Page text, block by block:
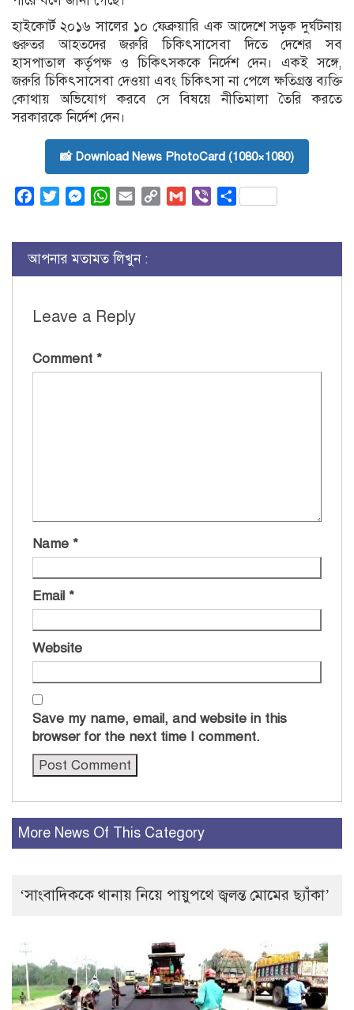
হাইকোর্ট ২০১৬ সালের ১০ ফেব্রুয়ারি এক আদেশে সড়ক দুর্ঘটনায়
গুরুতর আহতদের জরুরি চিকিৎসাসেবা দিতে দেশের সব
হাসপাতাল কর্তৃপক্ষ ও চিকিৎসককে নির্দেশ দেন। একই সঙ্গে,
জরুরি চিকিৎসাসেবা দেওয়া এবং চিকিৎসা না পেলে ক্ষতিগ্রস্ত ব্যক্তি
কোথায় অভিযোগ করবে সে বিষয়ে নীতিমালা তৈরি করতে
সরকারকে নির্দেশ দেন।
📸 Download News PhotoCard (1080×1080)
FacebookTwitterMessenger
WhatsApp
Email
Copy
Gmail ViberShare
আপনার মতামত লিখুন :
Leave a Reply
Comment *
Name *
Email *
Website
Save my name, email, and website in this
browser for the next time I comment.
More News Of This Category
‘সাংবাদিককে থানায় নিয়ে পায়ুপথে জ্বলন্ত মোমের ছ্যাঁকা’